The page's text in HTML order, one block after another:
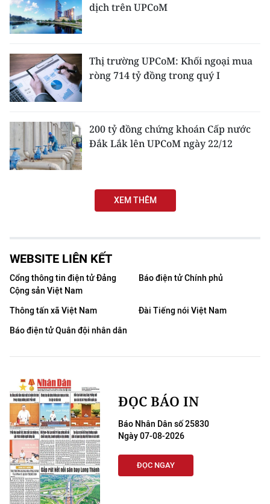
RADIO
MEDIA CENTER
E-Magazine
Video
Media Chính trị
Media Kinh tế
Media Du lịch
Media Thế giới
Media Thể thao
Media Khoa học - Công nghệ
Media Môi trường
Ảnh
Infographic
dịch trên UPCoM
Thị trường UPCoM: Khối ngoại mua
ròng 714 tỷ đồng trong quý I
200 tỷ đồng chứng khoán Cấp nước
Đắk Lắk lên UPCoM ngày 22/12
XEM THÊM
WEBSITE LIÊN KẾT
Cổng thông tin điện tử Đảng
Cộng sản Việt Nam
Báo điện tử Chính phủ
Thông tấn xã Việt Nam
Đài Tiếng nói Việt Nam
Báo điện tử Quân đội nhân dân
ĐỌC BÁO IN
Báo Nhân Dân số 25830
Ngày 07-08-2026
ĐỌC NGAY